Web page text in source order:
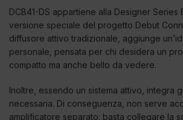
DCB41-DS appartiene alla Designer Series
versione speciale del progetto Debut
diffusore attivo tradizionale, aggiunge
personale, pensata per chi desidera un
compatto ma anche bello da vedere.
Inoltre, essendo un sistema attivo, integra
necessaria. Di conseguenza, non serve
amplificatore separato: basta collegare la